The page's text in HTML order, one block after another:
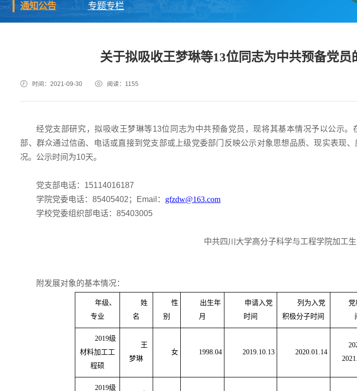
通知公告
专题专栏
关于拟吸收王梦琳等13位同志为中共预备党员
时间：2021-09-30 阅读： 1155
经党支部研究，拟吸收王梦琳等13位同志为中共预备党员，现将其基本情况予以公示。
部、群众通过信函、电话或直接到党支部或上级党委部门反映公示对象思想品质、现实表现
况。公示时间为10天。
党支部电话： 15114016187
学院党委电话：85405402 ； Email ： gfzdw@163.com
学校党委组织部电话：85403005
中共四川大学高分子科学与工程学院加工
附发展对象的基本情况：
年级、
专业
姓
名
性
别
出生年
月
申请入党
时间
列为入党
积极分子时间
2019级
材料加工工
程硕
王
梦琳
女 1998.04 2019.10.13 2020.01.14
2019级